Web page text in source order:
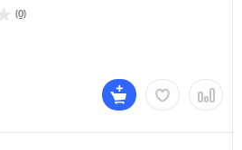
(0)